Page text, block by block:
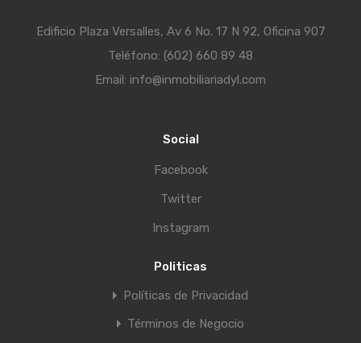
Edificio Plaza Versalles, Av 6 No. 17 N 92, Oficina 907
Teléfono: (602) 660 89 48
Email: info@inmobiliariadyl.com
Social
Facebook
Twitter
Instagram
Politicas
Políticas de Privacidad
Términos de Negocio